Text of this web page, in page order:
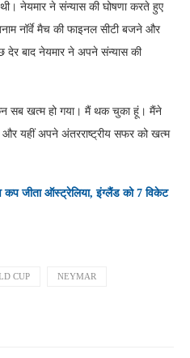
नेयमार ने संन्यास की घोषणा करते हुए
नॉर्वे मैच की फाइनल सीटी बजने और
देर बाद नेयमार ने अपने संन्यास की
सब खत्म हो गया। मैं थक चुका हूं। मैंने
यहीं अपने अंतरराष्ट्रीय सफर को खत्म
कप जीता ऑस्ट्रेलिया, इंग्लैंड को 7 विकेट
CUP NEYMAR